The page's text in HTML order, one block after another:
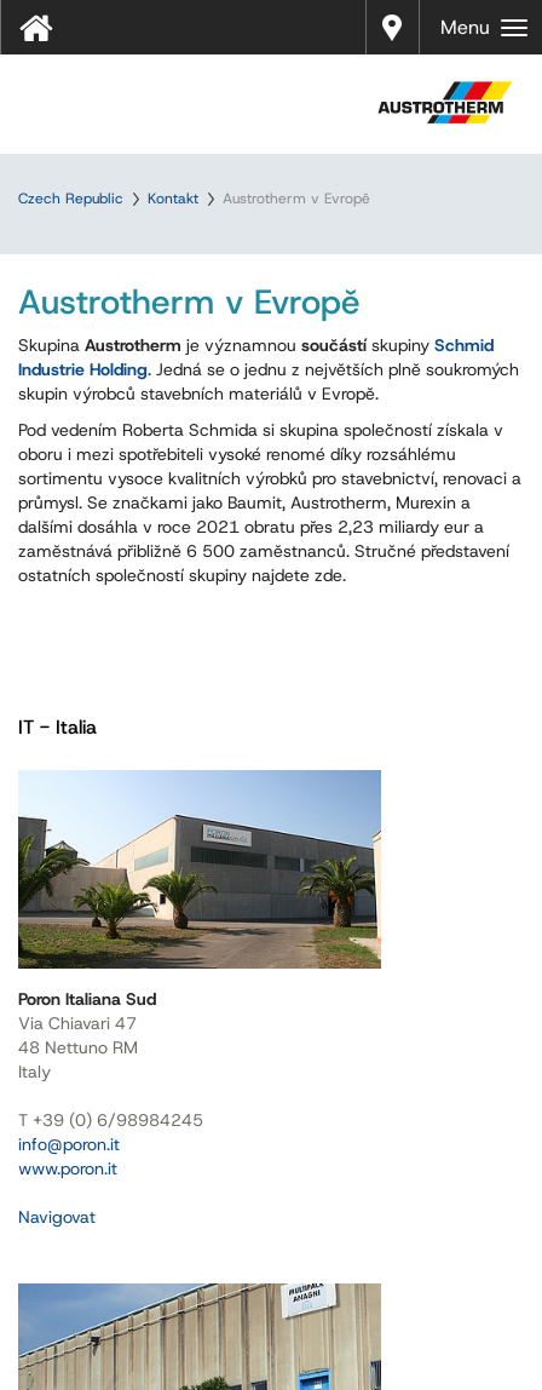
Prodej
Menu
Czech Republic Kontakt Austrotherm v Evropě
Austrotherm v Evropě
Skupina Austrotherm je významnou součástískupiny Schmid
Industrie Holding. Jedná se o jednu z největších plně soukromých
skupin výrobců stavebních materiálů v Evropě.
Pod vedením Roberta Schmida si skupina společností získala v
oboru i mezi spotřebiteli vysoké renomé díky rozsáhlému
sortimentu vysoce kvalitních výrobků pro stavebnictví, renovaci a
průmysl. Se značkami jako Baumit, Austrotherm, Murexin a
dalšími dosáhla v roce 2021 obratu přes 2,23 miliardy eur a
zaměstnává přibližně 6 500 zaměstnanců. Stručné představení
ostatních společností skupiny najdete zde.
IT - Italia
Poron Italiana Sud
Via Chiavari 47
48 Nettuno RM
Italy
T +39 (0) 6/989842​45
info@poron.it
www.poron.it
Navigovat